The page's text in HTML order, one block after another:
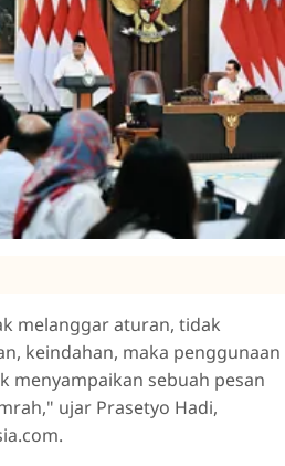
melanggar aturan, tidak
keindahan, maka penggunaan
menyampaikan sebuah pesan
ujar Prasetyo Hadi,